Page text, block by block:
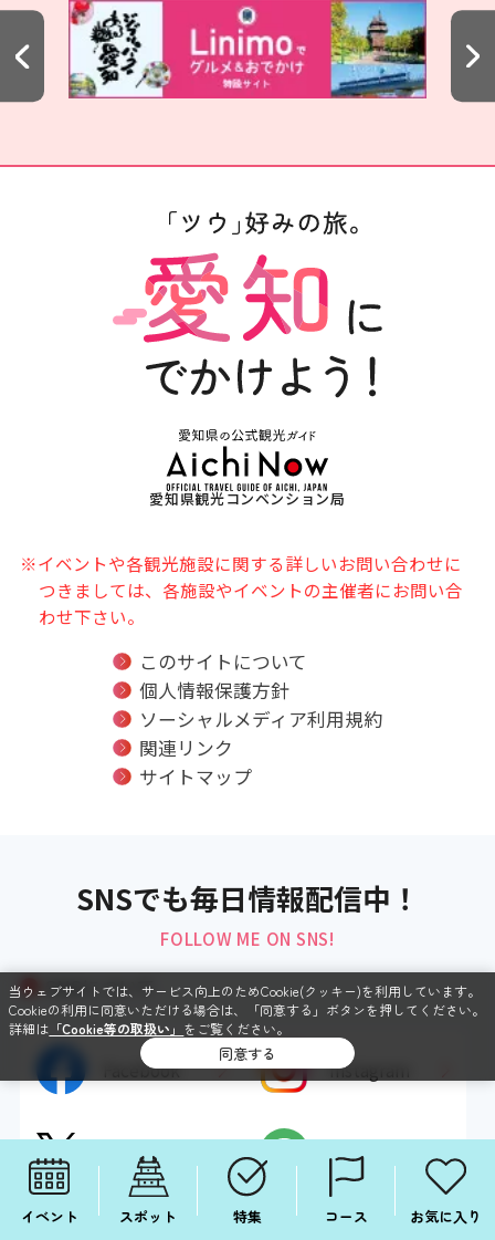
愛知県観光コンベンション局
※イベントや各観光施設に関する詳しいお問い合わせに
つきましては、各施設やイベントの主催者にお問い合
わせ下さい。
このサイトについて
個人情報保護方針
ソーシャルメディア利用規約
関連リンク
サイトマップ
SNSでも毎日情報配信中！
FOLLOW ME ON SNS!
SNSについて
Facebook Instagram
LINE
イベント スポット 特集 コース お気に入り
当ウェブサイトでは、サービス向上のためCookie(クッキー)を利用しています。
Cookieの利用に同意いただける場合は、「同意する」ボタンを押してください。
詳細は 「Cookie等の取扱い」 をご覧ください。
同意する